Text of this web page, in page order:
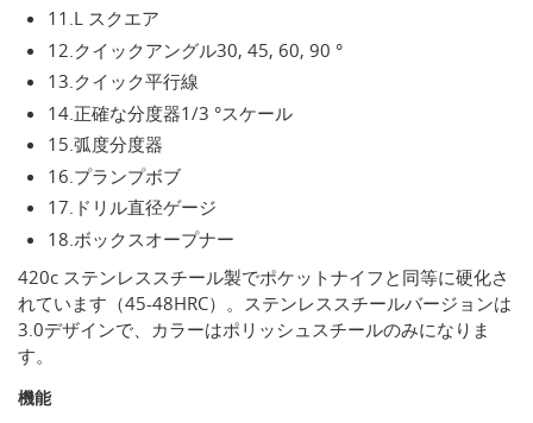
11.L スクエア
12.クイックアングル30, 45, 60, 90 °
13.クイック平行線
14.正確な分度器1/3 °スケール
15.弧度分度器
16.プランプボブ
17.ドリル直径ゲージ
18.ボックスオープナー
420c ステンレススチール製でポケットナイフと同等に硬化さ
れています（45-48HRC）。ステンレススチールバージョンは
3.0デザインで、カラーはポリッシュスチールのみになりま
す。
機能